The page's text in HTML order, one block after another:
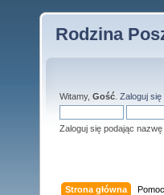
Rodzina
Witamy, Gość Zaloguj się
Zaloguj się podając
Strona główna Pomoc